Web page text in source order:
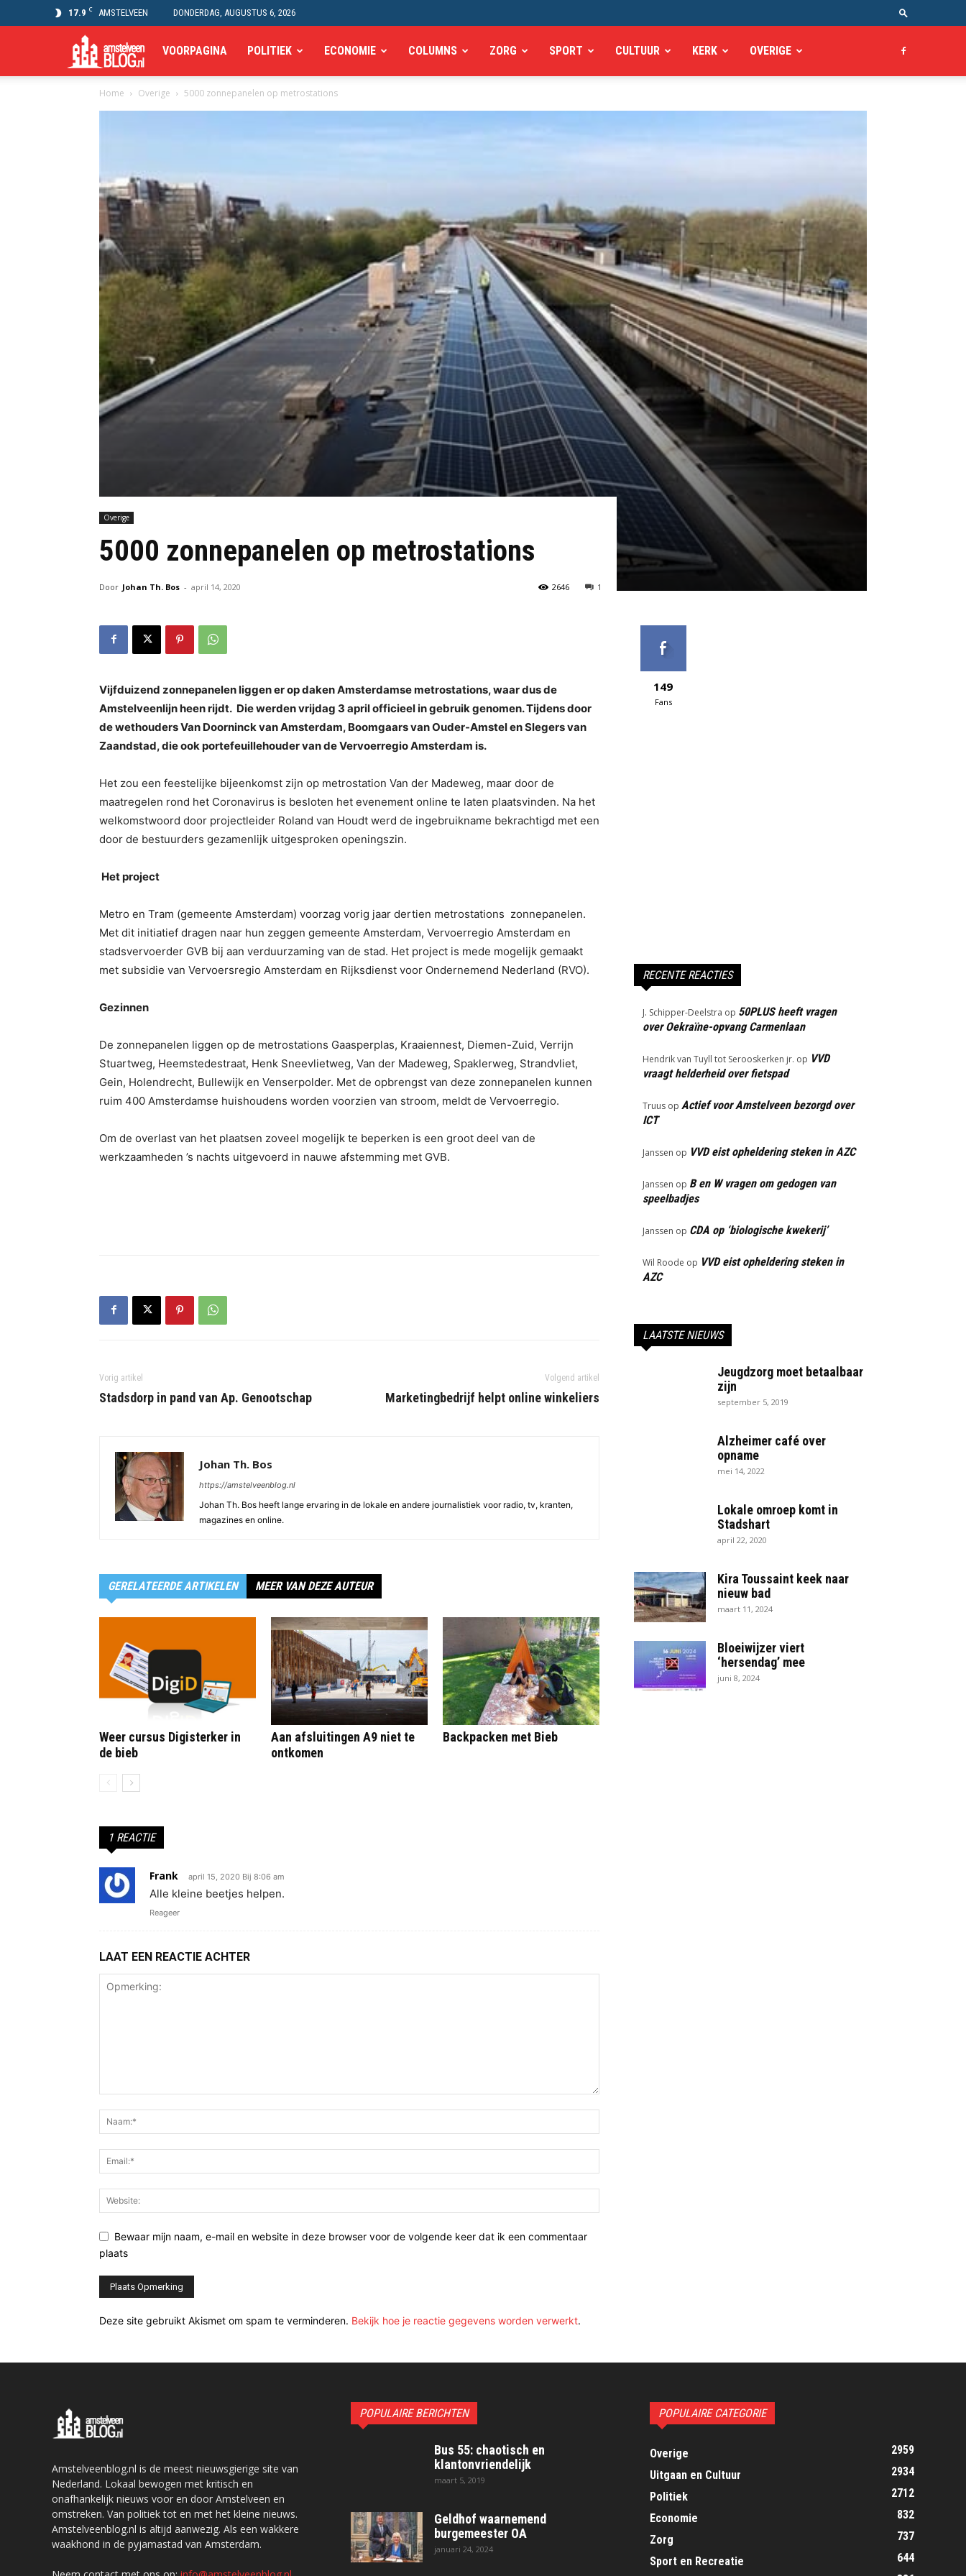
17.9 C AMSTELVEEN DONDERDAG, AUGUSTUS 6, 2026
Amstelveen
Blog
VOORPAGINA POLITIEK ECONOMIE COLUMNS ZORG SPORT CULTUUR KERK OVERIGE
Home Overige 5000 zonnepanelen op metrostations
Overige
5000 zonnepanelen op metrostations
Door Johan Th. Bos - april 14, 2020 1
2646
Vijfduizend zonnepanelen liggen er op daken Amsterdamse metrostations, waar dus de
Amstelveenlijn heen rijdt. Die werden vrijdag 3 april officieel in gebruik genomen. Tijdens door
de wethouders Van Doorninck van Amsterdam, Boomgaars van Ouder-Amstel en Slegers van
Zaandstad, die ook portefeuillehouder van de Vervoerregio Amsterdam is.
Het zou een feestelijke bijeenkomst zijn op metrostation Van der Madeweg, maar door de
maatregelen rond het Coronavirus is besloten het evenement online te laten plaatsvinden. Na het
welkomstwoord door projectleider Roland van Houdt werd de ingebruikname bekrachtigd met een
door de bestuurders gezamenlijk uitgesproken openingszin.
Het project
Metro en Tram (gemeente Amsterdam) voorzag vorig jaar dertien metrostations zonnepanelen.
Met dit initiatief dragen naar hun zeggen gemeente Amsterdam, Vervoerregio Amsterdam en
stadsvervoerder GVB bij aan verduurzaming van de stad. Het project is mede mogelijk gemaakt
met subsidie van Vervoersregio Amsterdam en Rijksdienst voor Ondernemend Nederland (RVO).
Gezinnen
De zonnepanelen liggen op de metrostations Gaasperplas, Kraaiennest, Diemen-Zuid, Verrijn
Stuartweg, Heemstedestraat, Henk Sneevlietweg, Van der Madeweg, Spaklerweg, Strandvliet,
Gein, Holendrecht, Bullewijk en Venserpolder. Met de opbrengst van deze zonnepanelen kunnen
ruim 400 Amsterdamse huishoudens worden voorzien van stroom, meldt de Vervoerregio.
Om de overlast van het plaatsen zoveel mogelijk te beperken is een groot deel van de
werkzaamheden ’s nachts uitgevoerd in nauwe afstemming met GVB.
Vorig artikel
Stadsdorp in pand van Ap. Genootschap
Volgend artikel
Marketingbedrijf helpt online winkeliers
Johan Th. Bos
https://amstelveenblog.nl
Johan Th. Bos heeft lange ervaring in de lokale en andere journalistiek voor radio, tv, kranten,
magazines en online.
GERELATEERDE ARTIKELEN MEER VAN DEZE AUTEUR
Weer cursus Digisterker in
de bieb
Aan afsluitingen A9 niet te
ontkomen
Backpacken met Bieb
1 REACTIE
Frank april 15, 2020 Bij 8:06 am
Alle kleine beetjes helpen.
Reageer
LAAT EEN REACTIE ACHTER
Bewaar mijn naam, e-mail en website in deze browser voor de volgende keer dat ik een commentaar
plaats
Deze site gebruikt Akismet om spam te verminderen. Bekijk hoe je reactie gegevens worden verwerkt.
149
Fans
RECENTE REACTIES
J. Schipper-Deelstra op 50PLUS heeft vragen
over Oekraïne-opvang Carmenlaan
Hendrik van Tuyll tot Serooskerken jr. op VVD
vraagt helderheid over fietspad
Truus op Actief voor Amstelveen bezorgd over
ICT
Janssen op VVD eist opheldering steken in AZC
Janssen op B en W vragen om gedogen van
speelbadjes
Janssen op CDA op ‘biologische kwekerij’
Wil Roode op VVD eist opheldering steken in
AZC
LAATSTE NIEUWS
Jeugdzorg moet betaalbaar
zijn
september 5, 2019
Alzheimer café over
opname
mei 14, 2022
Lokale omroep komt in
Stadshart
april 22, 2020
Kira Toussaint keek naar
nieuw bad
maart 11, 2024
Bloeiwijzer viert
‘hersendag’ mee
juni 8, 2024
Amstelveenblog.nl is de meest nieuwsgierige site van
Nederland. Lokaal bewogen met kritisch en
onafhankelijk nieuws voor en door Amstelveen en
omstreken. Van politiek tot en met het kleine nieuws.
Amstelveenblog.nl is altijd aanwezig. Als een wakkere
waakhond in de pyjamastad van Amsterdam.
POPULAIRE BERICHTEN
Bus 55: chaotisch en
klantonvriendelijk
maart 5, 2019
Geldhof waarnemend
burgemeester OA
januari 24, 2024
POPULAIRE CATEGORIE
Overige
2959
Uitgaan en Cultuur
2934
Politiek
2712
Economie
832
Zorg
737
Sport en Recreatie
644